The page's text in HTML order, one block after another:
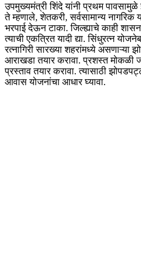
उपमुख्यमंत्री शिंदे यांनी प्रथम पावसामुळे
ते म्हणाले, शेतकरी, सर्वसामान्य
भरपाई देऊन टाका. जिल्ह्याचे काही
त्याची एकत्रित यादी द्या. सिंधुरत्न
रत्नागिरी सारख्या शहरांमध्ये असणाऱ्या
आराखडा तयार करावा. प्रशस्त मोकळी
प्रस्ताव तयार करावा. त्यासाठी
आवास योजनांचा आधार घ्यावा.